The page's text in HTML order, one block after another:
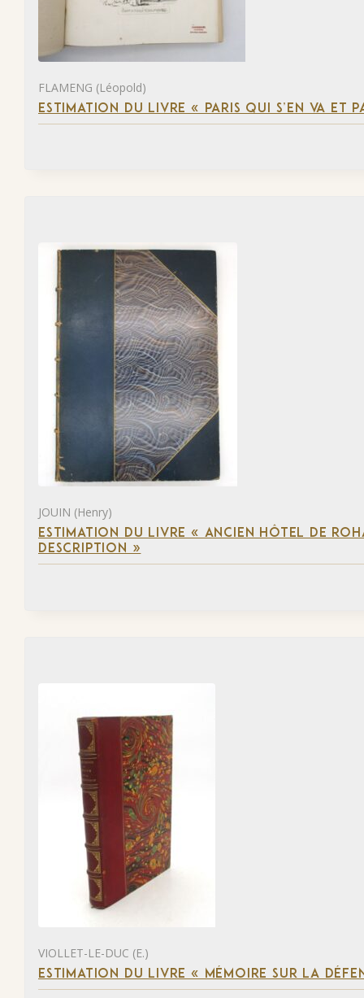
FLAMENG (Léopold)
ESTIMATION DU LIVRE « PARIS QUI S’EN VA ET
JOUIN (Henry)
ESTIMATION DU LIVRE « ANCIEN HÔTEL DE
DESCRIPTION »
VIOLLET-LE-DUC (E.)
ESTIMATION DU LIVRE « MÉMOIRE SUR LA